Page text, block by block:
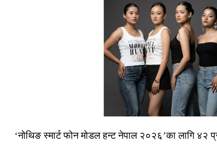
‘नोथिङ स्मार्ट फोन मोडल हन्ट नेपाल २०२६’का लागि ४२